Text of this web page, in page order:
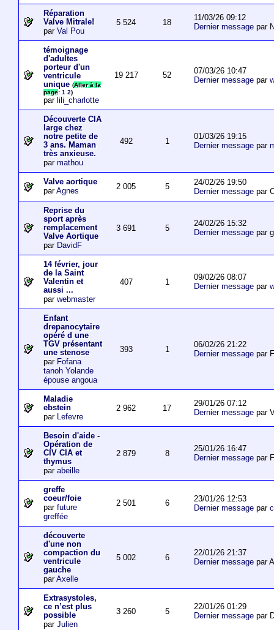
Réparation
Valve Mitrale!
par Val Pou
5 524 18
11/03/26 09:12
Dernier messagepar
témoignage
d'adultes
porteur d'un
ventricule
unique (Aller à la
page: 1 2)
par lili_charlotte
19 217 52
07/03/26 10:47
Dernier messagepar
Découverte CIA
large chez
notre petite de
3 ans. Maman
très anxieuse.
par mathou
492 1
01/03/26 19:15
Dernier messagepar
Valve aortique
parAgnes 2 005 5
24/02/26 19:50
Dernier messagepar
Reprise du
sport après
remplacement
Valve Aortique
par DavidF
3 691 5
24/02/26 15:32
Dernier messagepar
14 février, jour
de la Saint
Valentin et
aussi ...
par webmaster
407 1
09/02/26 08:07
Dernier messagepar
Enfant
drepanocytaire
opéré d une
TGV présentant
une stenose
par Fofana
tanoh Yolande
épouse angoua
393 1
06/02/26 21:22
Dernier messagepar
Maladie
ebstein
par Lefevre
2 962 17
29/01/26 07:12
Dernier messagepar
Besoin d'aide -
Opération de
CIV CIA et
thymus
par abeille
2 879 8
25/01/26 16:47
Dernier messagepar
greffe
coeur/foie
par future
greffée
2 501 6
23/01/26 12:53
Dernier messagepar
découverte
d'une non
compaction du
ventricule
gauche
parAxelle
5 002 6
22/01/26 21:37
Dernier messagepar
Extrasystoles,
ce n’est plus
possible
par Julien
3 260 5
22/01/26 01:29
Dernier messagepar